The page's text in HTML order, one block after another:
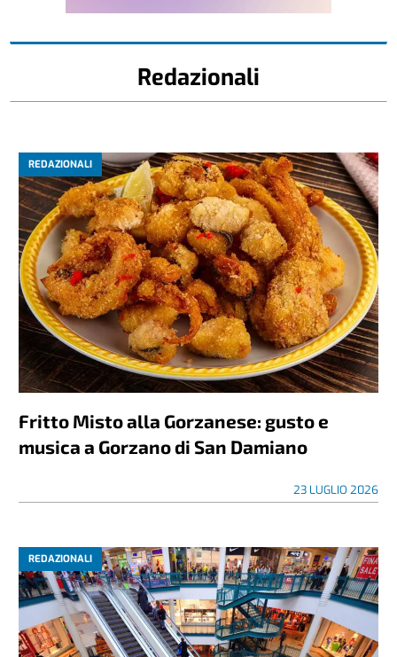
Redazionali
REDAZIONALI
Fritto Misto alla Gorzanese: gusto e
musica a Gorzano di San Damiano
23 LUGLIO 2026
REDAZIONALI